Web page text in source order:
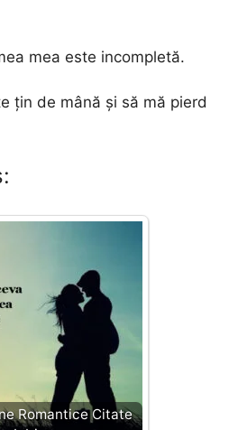
mea este incompletă.
țin de mână și să mă pierd
Romantice Citate